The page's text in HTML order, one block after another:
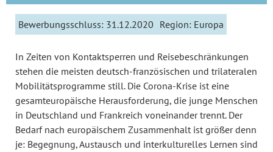
Bewerbungsschluss: 31.12.2020 Region: Europa
In Zeiten von Kontaktsperren und Reisebeschränkungen
stehen die meisten deutsch-französischen und trilateralen
Mobilitätsprogramme still. Die Corona-Krise ist eine
gesamteuropäische Herausforderung, die junge Menschen
in Deutschland und Frankreich voneinander trennt. Der
Bedarf nach europäischem Zusammenhalt ist größer denn
je: Begegnung, Austausch und interkulturelles Lernen sind